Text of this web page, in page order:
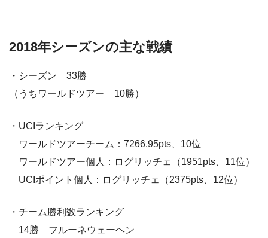
2018年シーズンの主な戦績
・シーズン 33勝
（うちワールドツアー 10勝）
・UCIランキング
ワールドツアーチーム：7266.95pts、10位
ワールドツアー個人：ログリッチェ（1951pts、11位）
UCIポイント個人：ログリッチェ（2375pts、12位）
・チーム勝利数ランキング
14勝 フルーネウェーヘン